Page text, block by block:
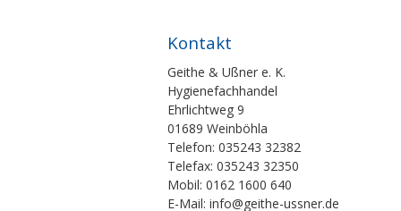
Kontakt
Geithe & Ußner e. K.
Hygienefachhandel
Ehrlichtweg 9
01689 Weinböhla
Telefon: 035243 32382
Telefax: 035243 32350
Mobil: 0162 1600 640
E-Mail: info@geithe-ussner.de